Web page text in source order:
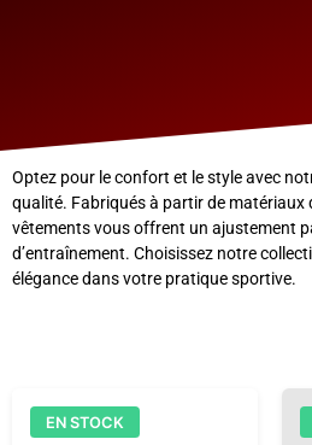
Optez pour le confort et le style avec
qualité. Fabriqués à partir de matériaux
vêtements vous offrent un ajustement
d’entraînement. Choisissez notre
élégance dans votre pratique sportive.
EN STOCK